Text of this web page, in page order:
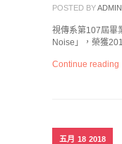
POSTED BYADMIN
視傳系第107屆畢
Noise」，榮獲
Continue
五月 18 2018